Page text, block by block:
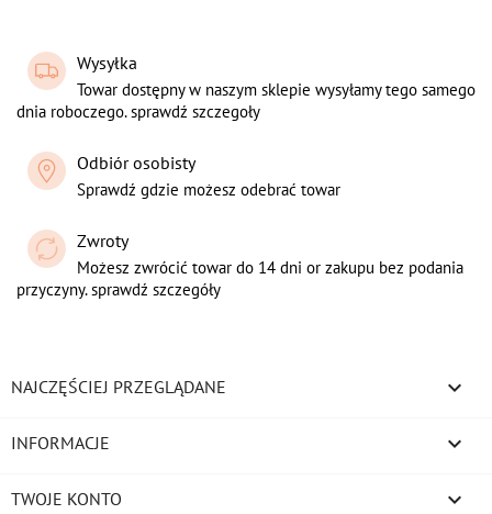
Wysyłka
Towar dostępny w naszym sklepie wysyłamy tego samego
dnia roboczego. sprawdź szczegoły
Odbiór osobisty
Sprawdź gdzie możesz odebrać towar
Zwroty
Możesz zwrócić towar do 14 dni or zakupu bez podania
przyczyny. sprawdź szczegóły
NAJCZĘŚCIEJ PRZEGLĄDANE 
INFORMACJE 
TWOJE KONTO 